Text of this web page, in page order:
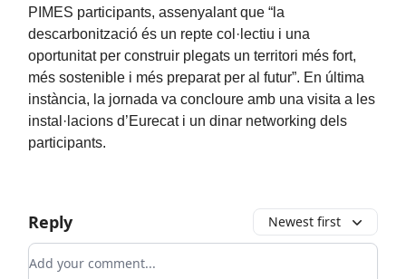
PIMES participants, assenyalant que “la
descarbonització és un repte col·lectiu i una
oportunitat per construir plegats un territori més fort,
més sostenible i més preparat per al futur”. En última
instància, la jornada va concloure amb una visita a les
instal·lacions d’Eurecat i un dinar networking dels
participants.
Reply Newest first
Add your comment